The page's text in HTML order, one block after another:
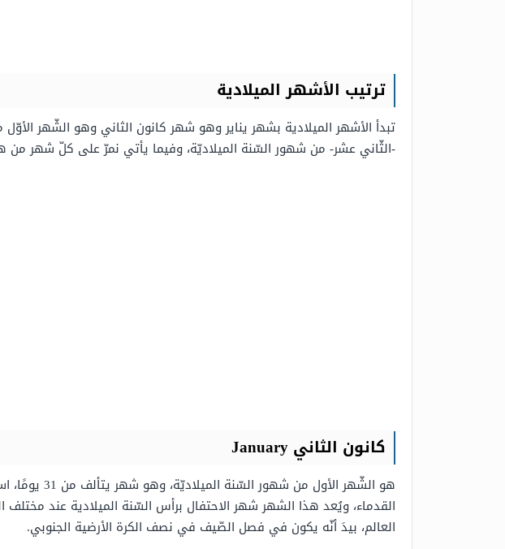
ترتيب الأشهر الميلادية
تبدأ الأشهر الميلادية بشهر يناير وهو شهر كانون الثاني وهو الشّهر
-الثّاني عشر- من شهور السّنة الميلاديّة، وفيما يأتي نمرّ على كلّ شهر
كانون الثاني January
هو الشّهر
القدماء، ويُعد هذا الشهر شهر الاحتفال برأس السّنة الميلادية عند
العالم، بيدَ أنّه يكون في فصل الصّيف في نصف الكرة الأرضية الجنوبي.